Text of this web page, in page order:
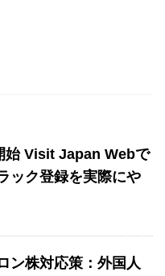
始 Visit Japan Webで
ック登録を実際にや
ン株対応策：外国人